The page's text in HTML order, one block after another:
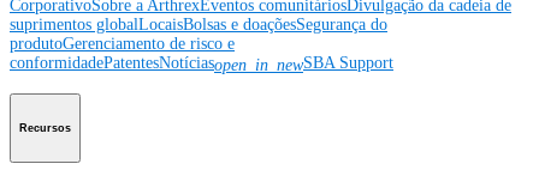
CorporativoSobre a ArthrexEventos comunitáriosDivulgação da cadeia de
suprimentos globalLocaisBolsas e doaçõesSegurança do
produtoGerenciamento de risco e
conformidadePatentesNotíciasopen_in_newSBA Support
Recursos